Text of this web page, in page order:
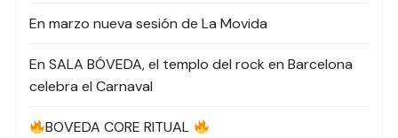
En marzo nueva sesión de La Movida
En SALA BÓVEDA, el templo del rock en Barcelona
celebra el Carnaval
BOVEDA CORE RITUAL